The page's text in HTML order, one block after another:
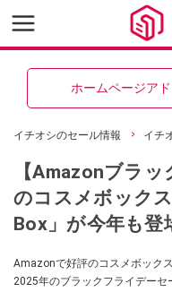
ホームページア
イチオシのセール情報 イチ
【Amazonブラ
のコスメボック
Box」が今年も登
Amazonで好評のコスメボック
2025年のブラックフライデーセ